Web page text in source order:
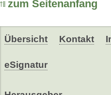
zum Seitenanfang
Übersicht Kontakt
eSignatur